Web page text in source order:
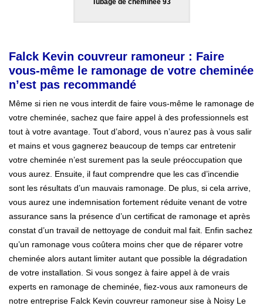
Falck Kevin couvreur ramoneur : Faire
vous-même le ramonage de votre cheminée
n’est pas recommandé
Même si rien ne vous interdit de faire vous-même le ramonage de
votre cheminée, sachez que faire appel à des professionnels est
tout à votre avantage. Tout d’abord, vous n’aurez pas à vous salir
et mains et vous gagnerez beaucoup de temps car entretenir
votre cheminée n’est surement pas la seule préoccupation que
vous aurez. Ensuite, il faut comprendre que les cas d’incendie
sont les résultats d’un mauvais ramonage. De plus, si cela arrive,
vous aurez une indemnisation fortement réduite venant de votre
assurance sans la présence d’un certificat de ramonage et après
constat d’un travail de nettoyage de conduit mal fait. Enfin sachez
qu’un ramonage vous coûtera moins cher que de réparer votre
cheminée alors autant limiter autant que possible la dégradation
de votre installation. Si vous songez à faire appel à de vrais
experts en ramonage de cheminée, fiez-vous aux ramoneurs de
notre entreprise Falck Kevin couvreur ramoneur sise à Noisy Le